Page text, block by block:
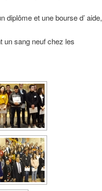
et une bourse d’ aide,
un sang neuf chez les